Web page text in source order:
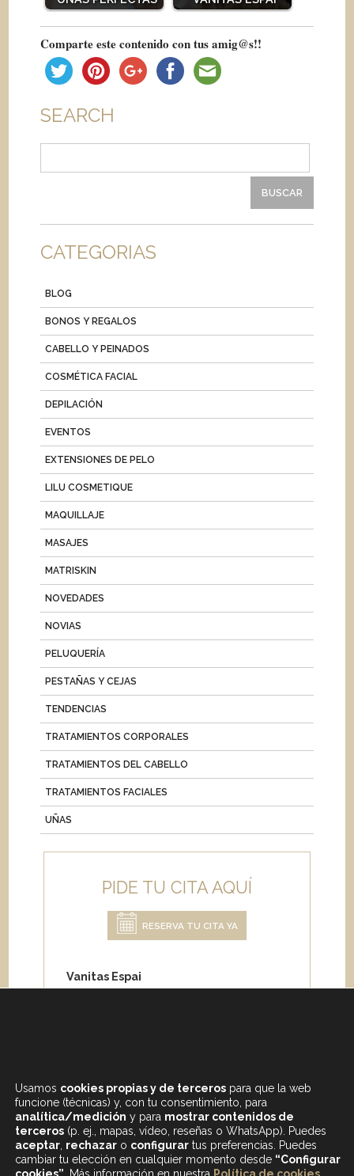
Comparte este contenido con tus amig@s!!
SEARCH
CATEGORIAS
BLOG
BONOS Y REGALOS
CABELLO Y PEINADOS
COSMÉTICA FACIAL
DEPILACIÓN
EVENTOS
EXTENSIONES DE PELO
LILU COSMETIQUE
MAQUILLAJE
MASAJES
MATRISKIN
NOVEDADES
NOVIAS
PELUQUERÍA
PESTAÑAS Y CEJAS
TENDENCIAS
TRATAMIENTOS CORPORALES
TRATAMIENTOS DEL CABELLO
TRATAMIENTOS FACIALES
UÑAS
PIDE TU CITA AQUÍ
RESERVA TU CITA YA
Vanitas Espai
Carrer de Paris 204
Usamos cookies propias y de terceros para que la web
funcione (técnicas) y, con tu consentimiento, para
analítica/medición y para mostrar contenidos de
terceros (p. ej., mapas, vídeo, reseñas o WhatsApp). Puedes
aceptar rechazar o configurar tus preferencias. Puedes
cambiar tu elección en cualquier momento desde “Configurar
cookies” . Más información en nuestra Política de cookies